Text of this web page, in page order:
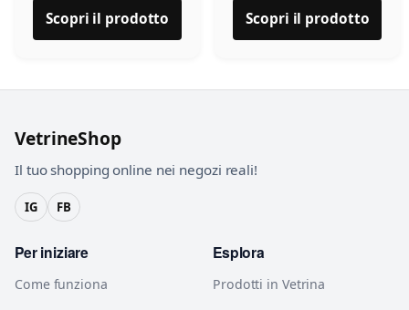
Scopri il prodotto Scopri il prodotto
VetrineShop
Il tuo shopping online nei negozi reali!
IG FB
Per iniziare
Come funziona
Esplora
Prodotti in Vetrina